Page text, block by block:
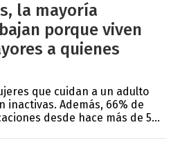
la mayoría
porque viven
a quienes
que cuidan a un adulto
inactivas. Además, 66% de
desde hace más de 5...